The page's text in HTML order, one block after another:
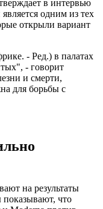
в интервью
одним из тех
открыли вариант
- Ред.) в палатах
- говорит
и смерти,
для борьбы с
на результаты
показывают, что